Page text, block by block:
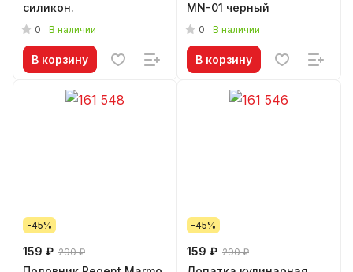
силикон.
0 В наличии
В корзину
MN-01 черный
0 В наличии
В корзину
-45%
159 ₽ 290 ₽
-45%
159 ₽ 290 ₽